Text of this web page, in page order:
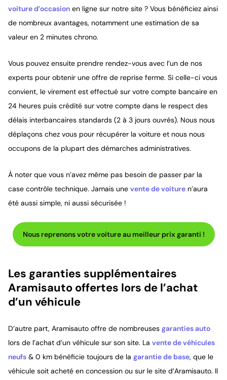
voiture d’occasion en ligne sur notre site ? Vous bénéficiez ainsi
de nombreux avantages, notamment une estimation de sa
valeur en 2 minutes chrono.
Vous pouvez ensuite prendre rendez-vous avec l’un de nos
experts pour obtenir une offre de reprise ferme. Si celle-ci vous
convient, le virement est effectué sur votre compte bancaire en
24 heures puis crédité sur votre compte dans le respect des
délais interbancaires standards (2 à 3 jours ouvrés). Nous nous
déplaçons chez vous pour récupérer la voiture et nous nous
occupons de la plupart des démarches administratives.
À noter que vous n’avez même pas besoin de passer par la
case contrôle technique. Jamais une vente de voiture n’aura
été aussi simple, ni aussi sécurisée !
Nous reprenons votre voiture au meilleur prix garanti !
Les garanties supplémentaires
Aramisauto offertes lors de l’achat
d’un véhicule
D’autre part, Aramisauto offre de nombreuses garanties auto
lors de l’achat d’un véhicule sur son site. La vente de véhicules
neufs & 0 km bénéficie toujours de la garantie de base, que le
véhicule soit acheté en concession ou sur le site d’Aramisauto. Il